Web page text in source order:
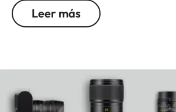
compactas, poniéndolo así al nivel
que crearon la legendaria
Leer más